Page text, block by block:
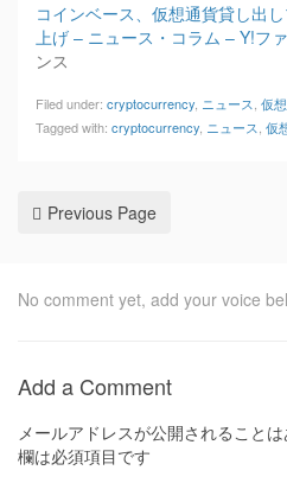
コインベース、仮想通貨貸し出
上げ – ニュース・コラム – Y!フ
ンス
Filed under: cryptocurrency ニュース 仮
Tagged with: cryptocurrency ニュース 仮
Previous Page
No comment yet, add your voice
Add a Comment
メールアドレスが公開されることは
欄は必須項目です